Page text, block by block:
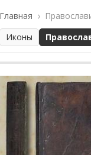
Главная
Иконы